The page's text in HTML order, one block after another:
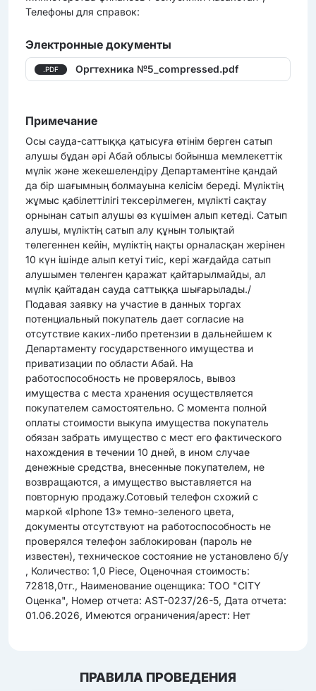
Телефоны для справок:
Электронные документы
.PDF Оргтехника №5_compressed.pdf
Примечание
Осы сауда-саттыққа қатысуға өтінім берген сатып
алушы бұдан әрі Абай облысы бойынша мемлекеттік
мүлік және жекешелендіру Департаментіне қандай
да бір шағымның болмауына келісім береді. Мүліктің
жұмыс қабілеттілігі тексерілмеген, мүлікті сақтау
орнынан сатып алушы өз күшімен алып кетеді. Сатып
алушы, мүліктің сатып алу құнын толықтай
төлегеннен кейін, мүліктің нақты орналасқан жерінен
10 күн ішінде алып кетуі тиіс, кері жағдайда сатып
алушымен төленген қаражат қайтарылмайды, ал
мүлік қайтадан сауда саттыққа шығарылады./
Подавая заявку на участие в данных торгах
потенциальный покупатель дает согласие на
отсутствие каких-либо претензии в дальнейшем к
Департаменту государственного имущества и
приватизации по области Абай. На
работоспособность не проверялось, вывоз
имущества c места хранения осуществляется
покупателем самостоятельно. С момента полной
оплаты стоимости выкупа имущества покупатель
обязан забрать имущество с мест его фактического
нахождения в течении 10 дней, в ином случае
денежные средства, внесенные покупателем, не
возвращаются, а имущество выставляется на
повторную продажу.Сотовый телефон схожий с
маркой «Iphone 13» темно-зеленого цвета,
документы отсутствуют на работоспособность не
проверялся телефон заблокирован (пароль не
известен), техническое состояние не установлено б/у
, Количество: 1,0 Piece, Оценочная стоимость:
72818,0тг., Наименование оценщика: ТОО "CITY
Оценка", Номер отчета: AST-0237/26-5, Дата отчета:
01.06.2026, Имеются ограничения/арест: Нет
ПРАВИЛА ПРОВЕДЕНИЯ